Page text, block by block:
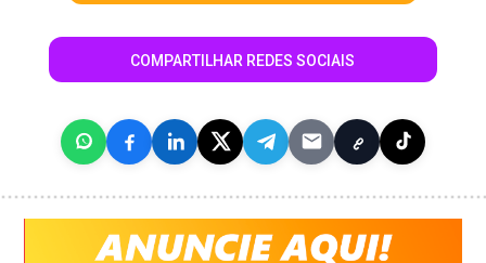
COMPARTILHAR REDES SOCIAIS